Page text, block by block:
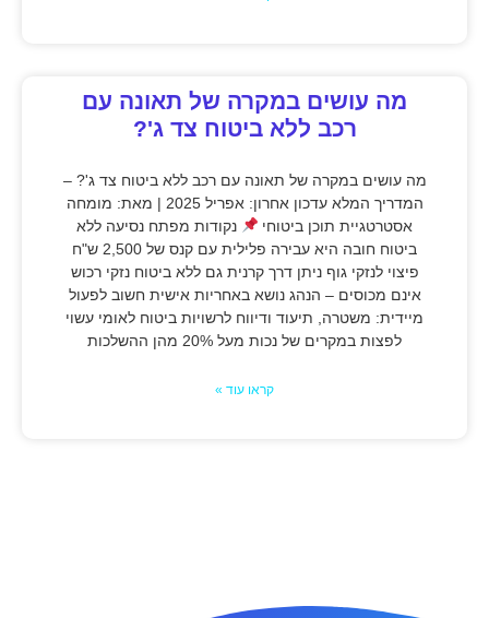
מה עושים במקרה של תאונה עם
רכב ללא ביטוח צד ג'?
מה עושים במקרה של תאונה עם רכב ללא ביטוח צד ג'? –
המדריך המלא עדכון אחרון: אפריל 2025 | מאת: מומחה
אסטרטגיית תוכן ביטוחי
נקודות מפתח נסיעה ללא
ביטוח חובה היא עבירה פלילית עם קנס של 2,500 ש"ח
פיצוי לנזקי גוף ניתן דרך קרנית גם ללא ביטוח נזקי רכוש
אינם מכוסים – הנהג נושא באחריות אישית חשוב לפעול
מיידית: משטרה, תיעוד ודיווח לרשויות ביטוח לאומי עשוי
לפצות במקרים של נכות מעל 20% מהן ההשלכות
קראו עוד »